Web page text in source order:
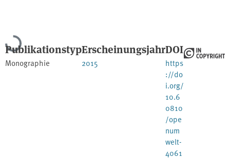
Lade...
Publikationstyp
Monographie
Erscheinungsjahr
2015
DOI
https
://do
i.org/
10.6
0810
/ope
num
welt-
4061